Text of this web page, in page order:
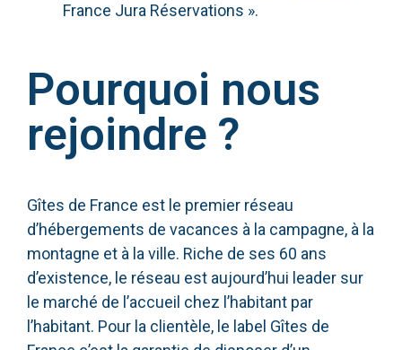
France Jura Réservations ».
Pourquoi nous
rejoindre ?
Gîtes de France est le premier réseau
d’hébergements de vacances à la campagne, à la
montagne et à la ville. Riche de ses 60 ans
d’existence, le réseau est aujourd’hui leader sur
le marché de l’accueil chez l’habitant par
l’habitant. Pour la clientèle, le label Gîtes de